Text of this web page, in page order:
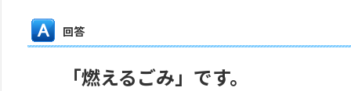
回答
「燃えるごみ」です。